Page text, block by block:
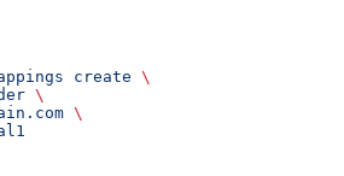
create \
\
\